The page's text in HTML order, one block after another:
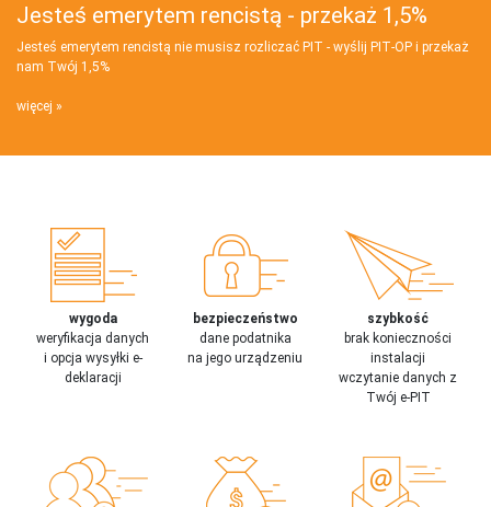
Jesteś emerytem rencistą - przekaż 1,5%
Jesteś emerytem rencistą nie musisz rozliczać PIT - wyślij PIT‑OP i przekaż
nam Twój 1,5%
więcej
wygoda
weryfikacja danych
i opcja wysyłki e-
deklaracji
bezpieczeństwo
dane podatnika
na jego urządzeniu
szybkość
brak konieczności
instalacji
wczytanie danych z
Twój e-PIT